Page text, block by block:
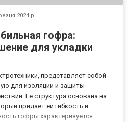
2024 р.
гофра:
для укладки
представляет собой
для изоляции и защиты
Её структура основана на
придает ей гибкость и
гофры характеризуется